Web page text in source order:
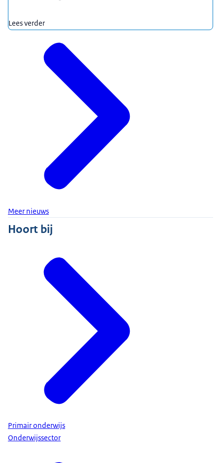
Lees verder
Meer nieuws
Hoort bij
Primair onderwijs
Onderwijssector